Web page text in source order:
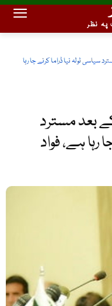
نظر
سیاسی ٹولہ نیا ڈراما کرنے جا رہا
بعد مسترد
رہا ہے، فواد